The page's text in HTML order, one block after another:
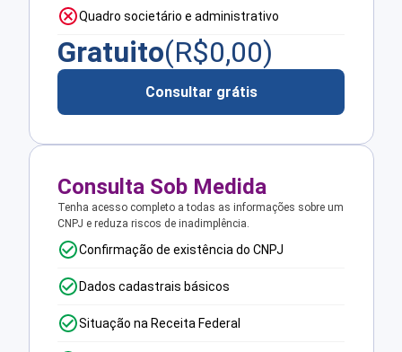
Quadro societário e administrativo
Gratuito(R$0,00)
Consultar grátis
Consulta Sob Medida
Tenha acesso completo a todas as informações sobre um
CNPJ e reduza riscos de inadimplência.
Confirmação de existência do CNPJ
Dados cadastrais básicos
Situação na Receita Federal